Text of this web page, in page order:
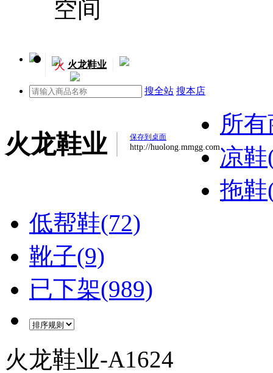
火 火龙鞋业
搜全站 搜本店
火龙鞋业 保存到桌面
http://huolong.mmgg.com
所
凉鞋
拖鞋
低帮鞋(72)
靴子(9)
已下架(989)
火龙鞋业-A1624